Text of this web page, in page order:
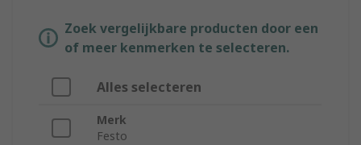
Zoek vergelijkbare producten door een
of meer kenmerken te selecteren.
Alles selecteren
Merk
Festo